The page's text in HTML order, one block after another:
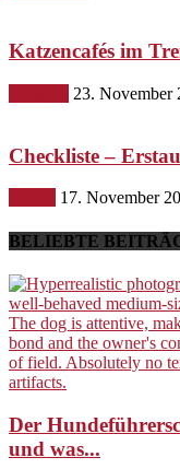
Katzencafés im
23. November
Checkliste –
17. November
BELIEBTE
Der
und was...